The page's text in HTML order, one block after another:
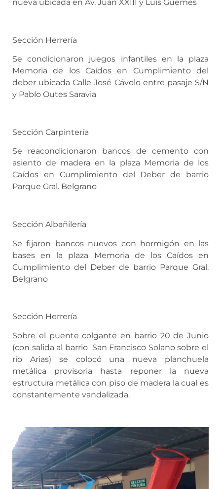
nueva ubicada en Av. Juan XXIII y Luis Güemes
Sección Herrería
Se condicionaron juegos infantiles en la plaza
Memoria de los Caídos en Cumplimiento del
deber ubicada Calle José Cávolo entre pasaje S/N
y Pablo Outes Saravia
Sección Carpintería
Se reacondicionaron bancos de cemento con
asiento de madera en la plaza Memoria de los
Caídos en Cumplimiento del Deber de barrio
Parque Gral. Belgrano
Sección Albañilería
Se fijaron bancos nuevos con hormigón en las
bases en la plaza Memoria de los Caídos en
Cumplimiento del Deber de barrio Parque Gral.
Belgrano
Sección Herrería
Sobre el puente colgante en barrio 20 de Junio
(con salida al barrio San Francisco Solano sobre el
río Arias) se colocó una nueva planchuela
metálica provisoria hasta reponer la nueva
estructura metálica con piso de madera la cual es
constantemente vandalizada.